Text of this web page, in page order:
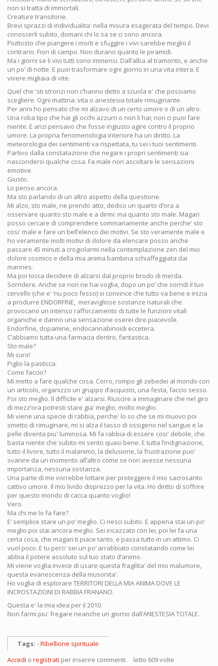
non si tratta di immortali.
Creature transitorie.
Brevi sprazzi di individualita' nella misura esagerata del tempo. Devi
conoscerli subito, domani chi lo sa se ci sono ancora.
Piuttosto che piangere i morti e sfuggire i vivi sarebbe meglio il
contrario. Fiori di campo. Non durano quanto le piramidi.
Ma i giorni se li vivi tutti sono immensi. Dall’alba al tramonto, e anche
un po’ di notte. E puoi trasformare ogni giorno in una vita intera. E
vivere migliaia di vite.
Quel che 'sti stronzi non c’hanno detto a scuola e' che possiamo
scegliere. Ogni mattina: vita o anestesia totale rimuginante.
Per anni ho pensato che mi alzavo di un certo umore o di un altro.
Una roba tipo che hai gli occhi azzurri o non li hai; non ci puoi fare
niente. E anzi pensavo che fosse ingiusto agire contro il proprio
umore. La propria fenomenologia interiore ha un diritto. La
meteorologia dei sentimenti va rispettata, tu sei i tuoi sentimenti.
Partivo dalla constatazione che negare i propri sentimenti sia
nascondersi qualche cosa. Fa male non ascoltare le sensazioni
emotive.
Giusto.
Lo penso ancora.
Ma sto parlando di un altro aspetto della questione.
Mi alzo, sto male, ne prendo atto, dedico un quarto d’ora a
osservare quanto sto male e a dirmi: ma quanto sto male. Magari
posso cercare di comprendere sommariamente anche perche' sto
cosi' male e fare un bell’elenco dei motivi. Se sto veramente male e
ho veramente molti motivi di dolore da elencare posso anche
passare 45 minuti a crogiolarmi nella contemplazione zen del mio
dolore cosmico e della mia anima bambina schiaffeggiata dai
marines.
Ma poi tocca decidere di alzarsi dal proprio brodo di merda.
Sorridere. Anche se non ne hai voglia, dopo un po’ che sorridi il tuo
cervello (che e' ‘nu poco fesso) si convince che tutto va bene e inizia
a produrre ENDORFINE, meravigliose sostanze naturali che
provocano un intenso rafforzamento di tutte le funzioni vitali
organiche e danno una sensazione oserei dire piacevole.
Endorfine, dopamine, endocannabinoidi eccetera.
C’abbiamo tutta una farmacia dentro, fantastica.
Sto male?
Mi curo!
Piglio la pasticca.
Come faccio?
Mi metto a fare qualche cosa. Corro, rompo gli zebedei al mondo con
un articolo, organizzo un gruppo d’acquisto, una festa, faccio sesso.
Poi sto meglio. Il difficile e' alzarsi. Riuscire a immaginare che nel giro
di mezz’ora potresti stare gia' meglio, molto meglio.
Mi viene una specie di rabbia, perche' lo so che se mi muovo poi
smetto di rimuginare, mi si alza il tasso di ossigeno nel sangue e la
pelle diventa piu' luminosa. Mi fa rabbia di essere cosi' debole, che
basta niente che subito mi sento quasi bene. E tutta l’indignazione,
tutto il livore, tutto il malanimo, la delusione, la frustrazione puo'
svanire da un momento all’altro come se non avesse nessuna
importanza, nessuna sostanza.
Una parte di me vorrebbe lottare per proteggere il mio sacrosanto
cattivo umore. Il mio livido disprezzo per la vita. Ho diritto di soffrire
per questo mondo di cacca quanto voglio!
Vero.
Ma chi me lo fa fare?
E’ semplice stare un po’ meglio. Ci riesci subito. E appena stai un po’
meglio poi stai ancora meglio. Sei incazzato con lei, poi lei fa una
certa cosa, che magari ti piace tanto, e passa tutto in un attimo. Ci
vuol poco. E tu pero' sei un po’ arrabbiato constatando come lei
abbia il potere assoluto sul tuo stato d’animo.
Mi viene voglia invece di usare questa fragilita' del mio malumore,
questa evanescenza della musonita'.
Ho voglia di esplorare TERRITORI DELLA MIA ANIMA DOVE LE
INCROSTAZIONI DI RABBIA FRANANO.
Questa e' la mia idea per il 2010.
Non farmi piu' fregare neanche un giorno dall’ANESTESIA TOTALE.
Tags:
Ribellione spirituale
Accedi o registrati per inserire commenti. letto 609 volte